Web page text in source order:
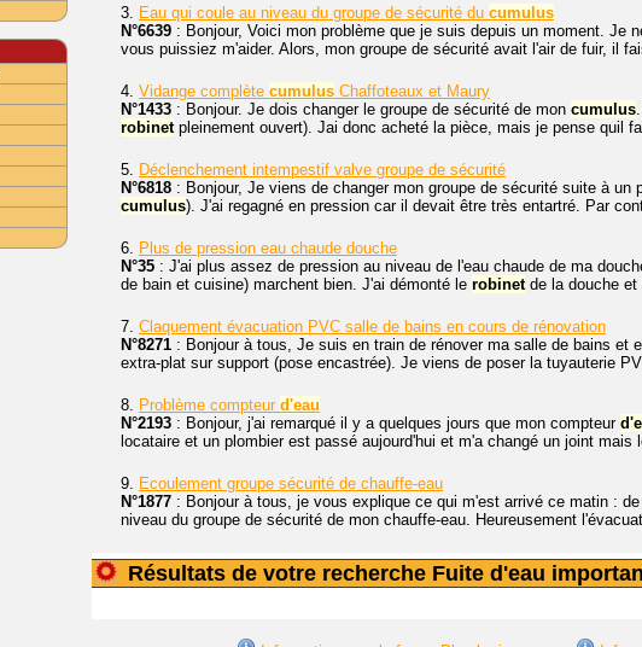
3. Eau qui coule au niveau du groupe de sécurité du cumulus
N°6639 : Bonjour, Voici mon problème que je suis depuis un moment. Je
vous puissiez m'aider. Alors, mon groupe de sécurité avait l'air de fuir, il
4. Vidange complète cumulus Chaffoteaux et Maury
N°1433 : Bonjour. Je dois changer le groupe de sécurité de mon cumulus
robinet pleinement ouvert). Jai donc acheté la pièce, mais je pense quil
5. Déclenchement intempestif valve groupe de sécurité
N°6818 : Bonjour, Je viens de changer mon groupe de sécurité suite à un
cumulus). J'ai regagné en pression car il devait être très entartré. Par
6. Plus de pression eau chaude douche
N°35 : J'ai plus assez de pression au niveau de l'eau chaude de ma
de bain et cuisine) marchent bien. J'ai démonté le robinet de la douche et
7. Claquement évacuation PVC salle de bains en cours de rénovation
N°8271 : Bonjour à tous, Je suis en train de rénover ma salle de bains et
extra-plat sur support (pose encastrée). Je viens de poser la tuyauterie
8. Problème compteur d'eau
N°2193 : Bonjour, j'ai remarqué il y a quelques jours que mon compteur
locataire et un plombier est passé aujourd'hui et m'a changé un joint mais
9. Ecoulement groupe sécurité de chauffe-eau
N°1877 : Bonjour à tous, je vous explique ce qui m'est arrivé ce matin :
niveau du groupe de sécurité de mon chauffe-eau. Heureusement
Résultats de votre recherche Fuite d'eau